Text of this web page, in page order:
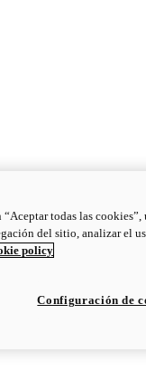
todas las
del sitio, analizar el
policy
Configuración de